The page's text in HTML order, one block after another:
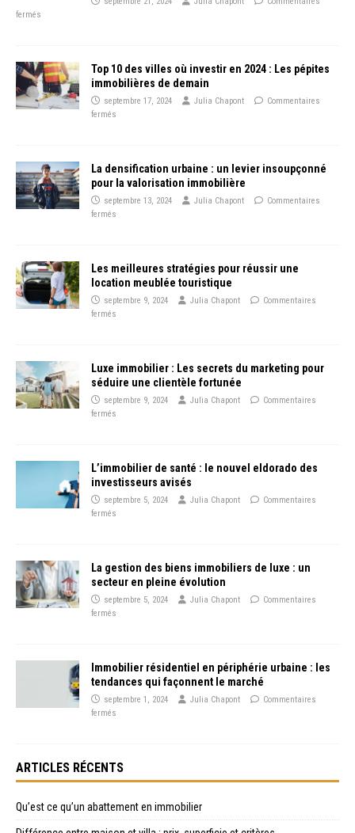
fermés
Top 10 des villes où investir en 2024 : Les pépites
immobilières de demain
septembre 17, 2024 Julia Chapont
Commentaires
fermés
La densification urbaine : un levier insoupçonné
pour la valorisation immobilière
septembre 13, 2024 Julia Chapont
Commentaires
fermés
Les meilleures stratégies pour réussir une
location meublée touristique
septembre 9, 2024 Julia Chapont
Commentaires
fermés
Luxe immobilier : Les secrets du marketing pour
séduire une clientèle fortunée
septembre 9, 2024 Julia Chapont
Commentaires
fermés
L’immobilier de santé : le nouvel eldorado des
investisseurs avisés
septembre 5, 2024 Julia Chapont
Commentaires
fermés
La gestion des biens immobiliers de luxe : un
secteur en pleine évolution
septembre 5, 2024 Julia Chapont
Commentaires
fermés
Immobilier résidentiel en périphérie urbaine : les
tendances qui façonnent le marché
septembre 1, 2024 Julia Chapont
Commentaires
fermés
ARTICLES RÉCENTS
Qu’est ce qu’un abattement en immobilier